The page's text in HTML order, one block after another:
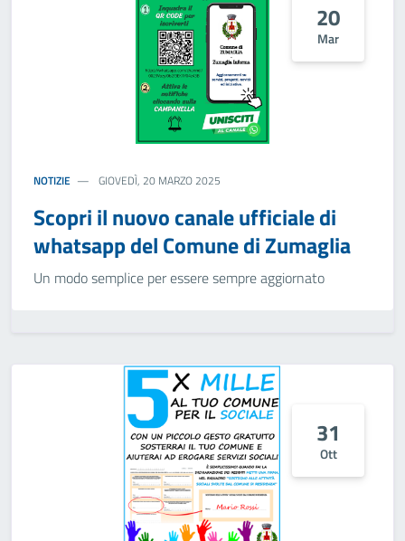
20
Mar
NOTIZIE GIOVEDÌ, 20 MARZO 2025
Scopri il nuovo canale ufficiale di
whatsapp del Comune di Zumaglia
Un modo semplice per essere sempre aggiornato
31
Ott